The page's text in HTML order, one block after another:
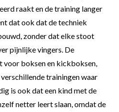
raakt en de training langer
dat ook dat de techniek
zonder dat elke stoot
pijnlijke vingers. De
voor boksen en kickboksen,
trainingen waar
is ook dat een kind met de
netter leert slaan, omdat de